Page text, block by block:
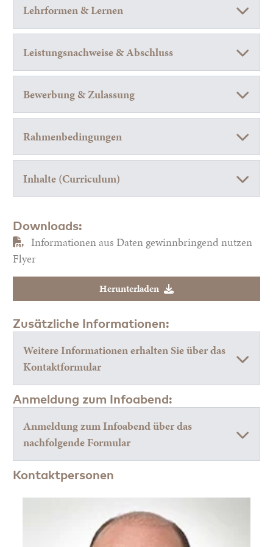
Lehrformen & Lernen
Leistungsnachweise & Abschluss
Bewerbung & Zulassung
Rahmenbedingungen
Inhalte (Curriculum)
Downloads:
Informationen aus Daten gewinnbringend nutzen
Flyer
Herunterladen
Zusätzliche Informationen:
Weitere Informationen erhalten Sie über das
Kontaktformular
Anmeldung zum Infoabend:
Anmeldung zum Infoabend über das
nachfolgende Formular
Kontaktpersonen